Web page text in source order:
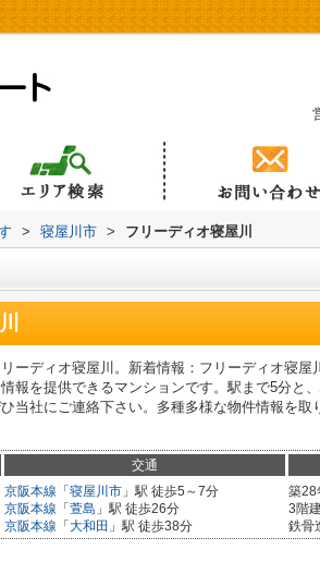
> 寝屋川市 > フリーディオ寝屋川
ーディオ寝屋川。新着情報：フリーディオ寝屋
報を提供できるマンションです。駅まで5分と
当社にご連絡下さい。多種多様な物件情報を
交通
京阪本線 「 寝屋川市 」駅 徒歩5～7分
京阪本線 「 萱島 」駅 徒歩26分
京阪本線 「 大和田 」駅 徒歩38分
築28
3階
鉄骨